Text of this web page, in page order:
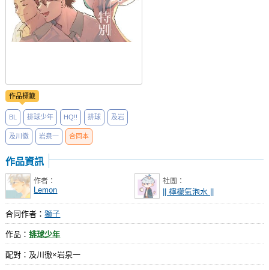
作品標籤
BL 排球少年 HQ!! 排球 及岩
及川徹 岩泉一 合同本
作品資訊
作者：
Lemon
社團：
|| 檸檬氣泡水 ||
合同作者：獅子
作品：排球少年
配對：及川徹×岩泉一